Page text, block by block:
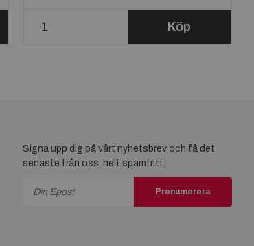
Köp
Signa upp dig på vårt nyhetsbrev och få det
senaste från oss, helt spamfritt.
Prenumerera